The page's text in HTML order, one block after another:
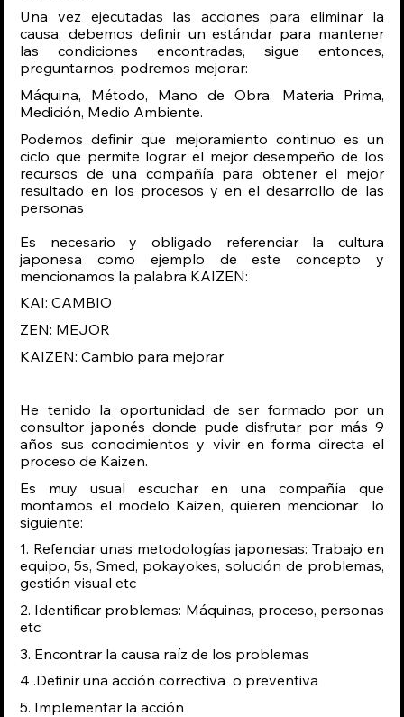
Una vez ejecutadas las acciones para eliminar la
causa, debemos definir un estándar para mantener
las condiciones encontradas, sigue entonces,
preguntarnos, podremos mejorar:
Máquina, Método, Mano de Obra, Materia Prima,
Medición, Medio Ambiente.
Podemos definir que mejoramiento continuo es un
ciclo que permite lograr el mejor desempeño de los
recursos de una compañía para obtener el mejor
resultado en los procesos y en el desarrollo de las
personas
Es necesario y obligado referenciar la cultura
japonesa como ejemplo de este concepto y
mencionamos la palabra KAIZEN:
KAI: CAMBIO
ZEN: MEJOR
KAIZEN: Cambio para mejorar
He tenido la oportunidad de ser formado por un
consultor japonés donde pude disfrutar por más 9
años sus conocimientos y vivir en forma directa el
proceso de Kaizen.
Es muy usual escuchar en una compañía que
montamos el modelo Kaizen, quieren mencionar  lo
siguiente:
1. Refenciar unas metodologías japonesas: Trabajo en
equipo, 5s, Smed, pokayokes, solución de problemas,
gestión visual etc
2. Identificar problemas: Máquinas, proceso, personas
etc
3. Encontrar la causa raíz de los problemas
4 .Definir una acción correctiva  o preventiva
5. Implementar la acción